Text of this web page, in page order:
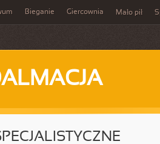
Bieganie Giercownia Mało pił